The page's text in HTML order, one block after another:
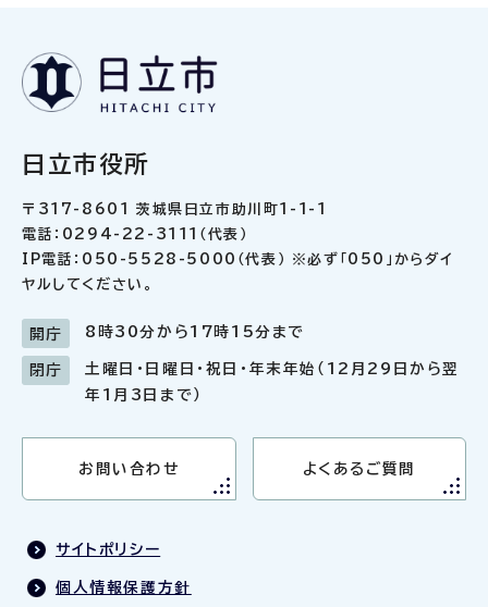
日立市役所
〒317-8601 茨城県日立市助川町1-1-1
電話：0294-22-3111（代表）
IP電話：050-5528-5000（代表） ※必ず「050」からダイ
ヤルしてください。
開庁 8時30分から17時15分まで
閉庁
土曜日・日曜日・祝日・年末年始（12月29日から翌
年1月3日まで）
お問い合わせ よくあるご質問
サイトポリシー
個人情報保護方針